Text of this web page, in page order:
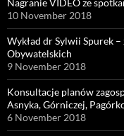
Nagranie VIDEO ze
10 November 2018
Wykład dr Sylwii Spurek
Obywatelskich
9 November 2018
Konsultacje planów
Asnyka, Górniczej,
6 November 2018